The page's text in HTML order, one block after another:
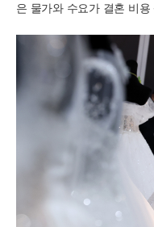
은 물가와 수요가 결혼 비